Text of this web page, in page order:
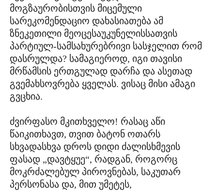
მოგზაურობისთვის მიცემული
სარეკომენდაციო დახასიათება ამ
ზნეკეთილი მეოცესაუკუნელისსათვის
პარტიულ-სამსახურებრივი სასჯელით რომ
დასრულდა? სამაგიეროდ, იგი თავისი
მრწამსის ერთგულად დარჩა და ასეთად
გვემახსოვრება ყველას. ვისაც მისი ამაგი
გვცხია.
ძვირფასო მკითხველო! რასაც აწი
წაიკითხავთ, თვით ბატონ ოთარს
სხვადასხვა დროს დიდი ძალისხმევის
ფასად „დავტყუე“, რადგან, როგორც
მოკრძალებულ პიროვნებას, საკუთარ
პერსონასა და, მით უმეტეს,